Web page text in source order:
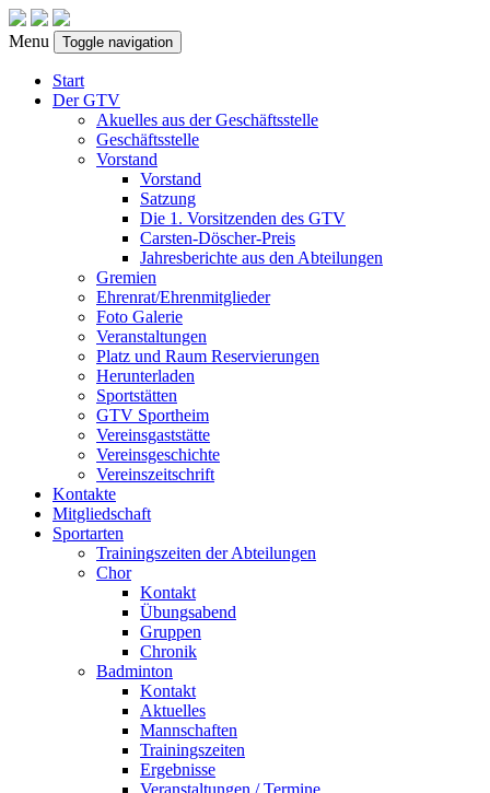
Menu Toggle navigation
Start
Der GTV
Akuelles aus der Geschäftsstelle
Geschäftsstelle
Vorstand
Vorstand
Satzung
Die 1. Vorsitzenden des GTV
Carsten-Döscher-Preis
Jahresberichte aus den Abteilungen
Gremien
Ehrenrat/Ehrenmitglieder
Foto Galerie
Veranstaltungen
Platz und Raum Reservierungen
Herunterladen
Sportstätten
GTV Sportheim
Vereinsgaststätte
Vereinsgeschichte
Vereinszeitschrift
Kontakte
Mitgliedschaft
Sportarten
Trainingszeiten der Abteilungen
Chor
Kontakt
Übungsabend
Gruppen
Chronik
Badminton
Kontakt
Aktuelles
Mannschaften
Trainingszeiten
Ergebnisse
Veranstaltungen / Termine